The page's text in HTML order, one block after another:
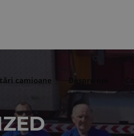
camioane Despre noi